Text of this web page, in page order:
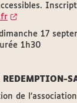
17
1h30
REDEMPTION-
de